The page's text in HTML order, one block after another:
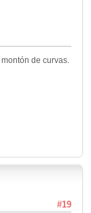
de curvas.
#19